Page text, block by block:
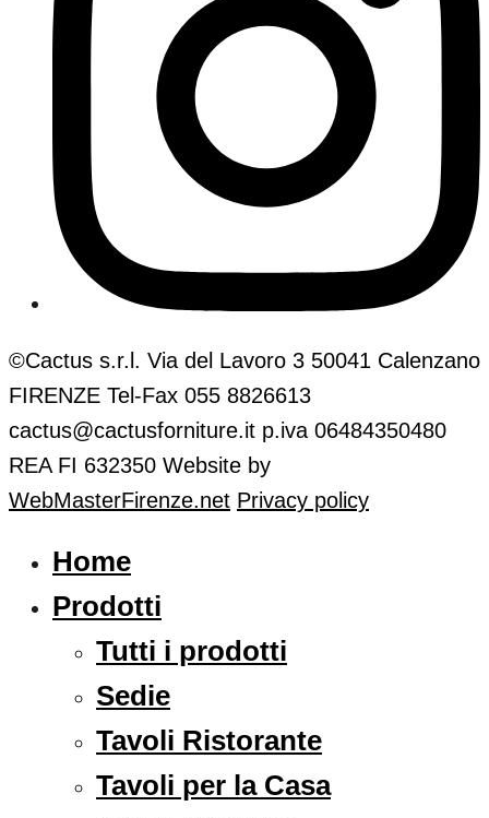
©Cactus s.r.l. Via del Lavoro 3 50041 Calenzano
FIRENZE Tel-Fax 055 8826613
cactus@cactusforniture.it p.iva 06484350480
REA FI 632350 Website by
WebMasterFirenze.net Privacy policy
Home
Prodotti
Tutti i prodotti
Sedie
Tavoli Ristorante
Tavoli per la Casa